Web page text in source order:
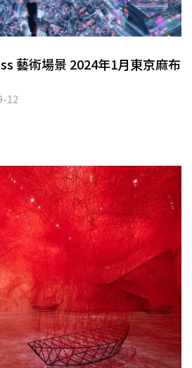
藝術場景 2024年1月東京麻布
12